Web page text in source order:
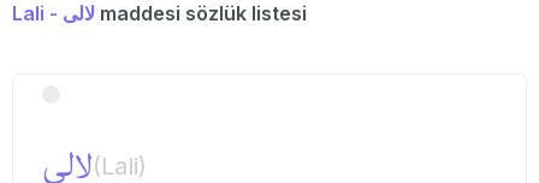
Lali - لالی maddesi sözlük listesi
لالی(Lali)